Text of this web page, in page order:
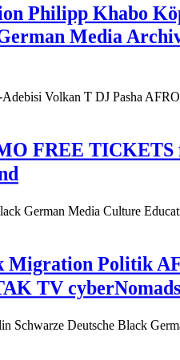
Philipp Khabo
Media
Volkan T DJ Pasha
FREE TICKETS
German Media Culture
Migration Politik
TV cyberNomads
Deutsche Black